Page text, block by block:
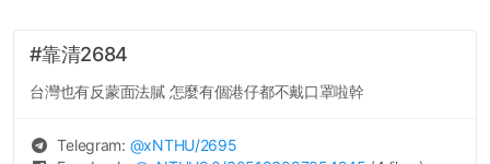
#靠清2684
台灣也有反蒙面法膩 怎麼有個港仔都不戴口罩啦幹
Telegram: @xNTHU/2695